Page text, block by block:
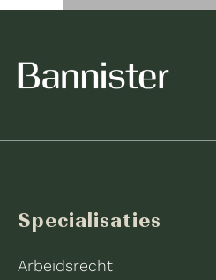
Specialisaties
Arbeidsrecht